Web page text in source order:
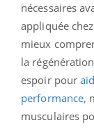
nécessaires
appliquée
mieux
la
espoir pour
performance,
musculaires